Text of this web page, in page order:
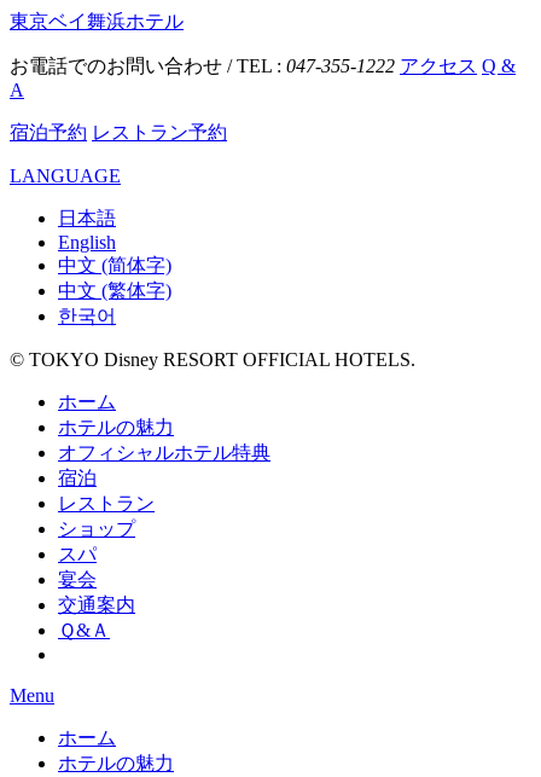
東京ベイ舞浜ホテル
お電話でのお問い合わせ / TEL : 047-355-1222 アクセス Q &
A
宿泊予約 レストラン予約
LANGUAGE
日本語
English
中文 (简体字)
中文 (繁体字)
한국어
© TOKYO Disney RESORT OFFICIAL HOTELS.
ホーム
ホテルの魅力
オフィシャルホテル特典
宿泊
レストラン
ショップ
スパ
宴会
交通案内
Ｑ&Ａ
Menu
ホーム
ホテルの魅力